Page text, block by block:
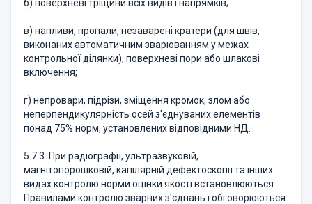
б) поверхневi трiщини всiх видiв i напрямкiв;
в) напливи, пропали, незаваренi кратери (для швiв,
виконаних автоматичним зварюванням у межах
контрольної дiлянки), поверхневi пори або шлаковi
включення;
г) непровари, пiдрiзи, змiщення кромок, злом або
неперпендикулярнiсть осей з'єднуваних елементiв
понад 75% норм, установлених вiдповiдними НД.
5.7.3. При радiографiї, ультразвуковiй,
магнiтопорошковiй, капiлярнiй дефектоскопiї та iнших
видах контролю норми оцiнки якостi встановлюються
Правилами контролю зварних з'єднань i обговорюються